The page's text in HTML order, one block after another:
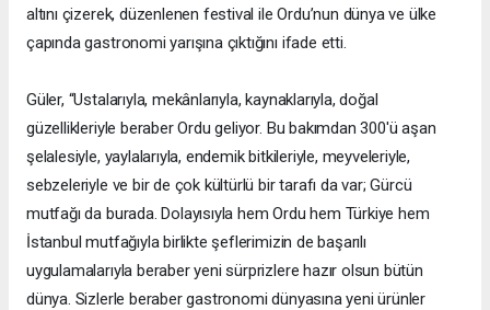
altını çizerek, düzenlenen festival ile Ordu’nun dünya ve ülke
çapında gastronomi yarışına çıktığını ifade etti.
Güler, “Ustalarıyla, mekânlarıyla, kaynaklarıyla, doğal
güzellikleriyle beraber Ordu geliyor. Bu bakımdan 300'ü aşan
şelalesiyle, yaylalarıyla, endemik bitkileriyle, meyveleriyle,
sebzeleriyle ve bir de çok kültürlü bir tarafı da var; Gürcü
mutfağı da burada. Dolayısıyla hem Ordu hem Türkiye hem
İstanbul mutfağıyla birlikte şeflerimizin de başarılı
uygulamalarıyla beraber yeni sürprizlere hazır olsun bütün
dünya. Sizlerle beraber gastronomi dünyasına yeni ürünler